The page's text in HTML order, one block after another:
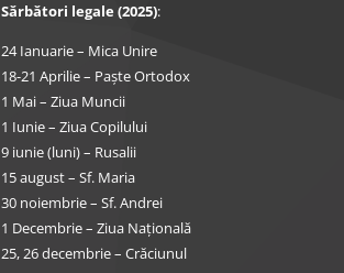
Sărbători legale (2025):
24 Ianuarie – Mica Unire
18-21 Aprilie – Paște Ortodox
1 Mai – Ziua Muncii
1 Iunie – Ziua Copilului
9 iunie (luni) – Rusalii
15 august – Sf. Maria
30 noiembrie – Sf. Andrei
1 Decembrie – Ziua Națională
25, 26 decembrie – Crăciunul